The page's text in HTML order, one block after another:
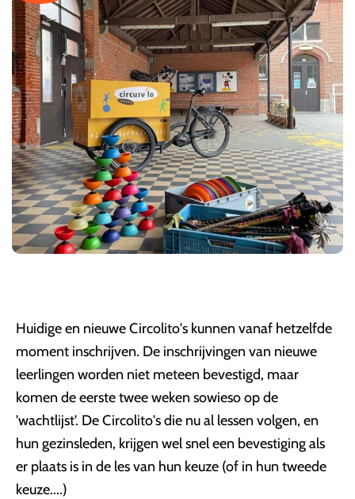
Huidige en nieuwe Circolito's kunnen vanaf hetzelfde
moment inschrijven. De inschrijvingen van nieuwe
leerlingen worden niet meteen bevestigd, maar
komen de eerste twee weken sowieso op de
'wachtlijst'. De Circolito's die nu al lessen volgen, en
hun gezinsleden, krijgen wel snel een bevestiging als
er plaats is in de les van hun keuze (of in hun tweede
keuze....)